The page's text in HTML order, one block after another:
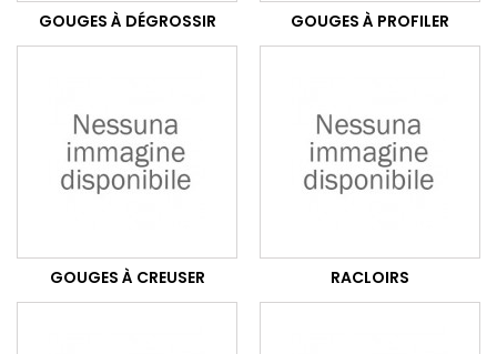
GOUGES À DÉGROSSIR GOUGES À PROFILER
GOUGES À CREUSER RACLOIRS